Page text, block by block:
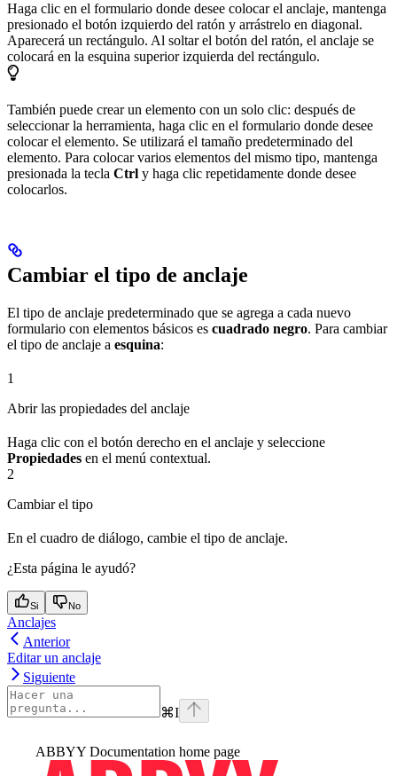
Haga clic en el formulario donde desee colocar el anclaje, mantenga
presionado el botón izquierdo del ratón y arrástrelo en diagonal.
Aparecerá un rectángulo. Al soltar el botón del ratón, el anclaje se
colocará en la esquina superior izquierda del rectángulo.
También puede crear un elemento con un solo clic: después de
seleccionar la herramienta, haga clic en el formulario donde desee
colocar el elemento. Se utilizará el tamaño predeterminado del
elemento. Para colocar varios elementos del mismo tipo, mantenga
presionada la tecla Ctrl y haga clic repetidamente donde desee
colocarlos.
Cambiar el tipo de anclaje
El tipo de anclaje predeterminado que se agrega a cada nuevo
formulario con elementos básicos es cuadrado negro. Para cambiar
el tipo de anclaje a esquina:
1
Abrir las propiedades del anclaje
Haga clic con el botón derecho en el anclaje y seleccione
Propiedades en el menú contextual.
2
Cambiar el tipo
En el cuadro de diálogo, cambie el tipo de anclaje.
¿Esta página le ayudó?
Si No
Anclajes
Anterior
Editar un anclaje
Siguiente
⌘I
ABBYY Documentation home page